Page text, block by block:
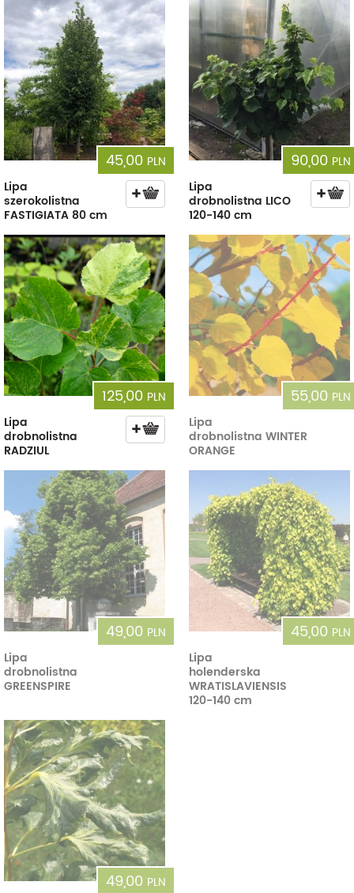
45,00 PLN
Lipa
szerokolistna
FASTIGIATA 80 cm
90,00 PLN
Lipa
drobnolistna LICO
120-140 cm
125,00 PLN
Lipa
drobnolistna
RADZIUL
55,00 PLN
Lipa
drobnolistna WINTER
ORANGE
49,00 PLN
Lipa
drobnolistna
GREENSPIRE
45,00 PLN
Lipa
holenderska
WRATISLAVIENSIS
120-140 cm
49,00 PLN